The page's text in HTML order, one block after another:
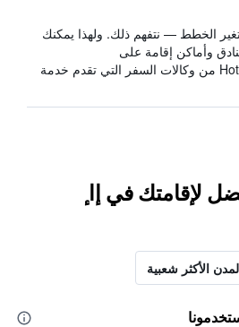
الخطط — نتفهم ذلك. ولهذا يمكنك
وأماكن إقامة على
HotelsCombined من وكالات السفر التي تقدم خدمة
لإقامتك في إا
الأكثر شعبية